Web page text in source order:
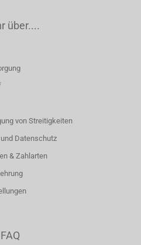
über....
von Streitigkeiten
Datenschutz
& Zahlarten
FAQ